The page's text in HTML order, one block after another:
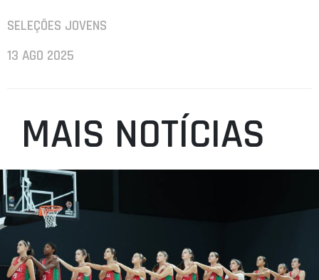
SELEÇÕES JOVENS
13 AGO 2025
MAIS NOTÍCIAS